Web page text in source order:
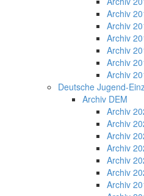
Archiv
Archiv
Archiv
Archiv
Archiv
Archiv
Deutsche Jugend-
Archiv DEM
Archiv
Archiv
Archiv
Archiv
Archiv
Archiv
Archiv